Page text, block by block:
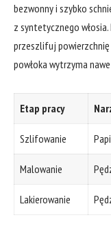
⁣bezwonny i szybko
z syntetycznego
przeszlifuj ⁢powierzchnię
powłoka wytrzyma
Etap pracy
Szlifowanie
Malowanie
Lakierowanie